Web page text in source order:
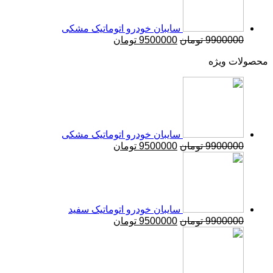
سایبان خودرو اتوماتیک مشکی
تومان 9500000 تومان
سایبان خودرو اتوماتیک مشکی
تومان 9500000 تومان
سایبان خودرو اتوماتیک سفید
تومان 9500000 تومان